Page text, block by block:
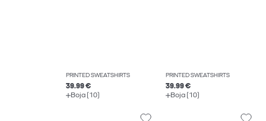
PRINTED SWEATSHIRTS
39.99 €
Boja (10)
PRINTED SWEATSHIRTS
39.99 €
Boja (10)